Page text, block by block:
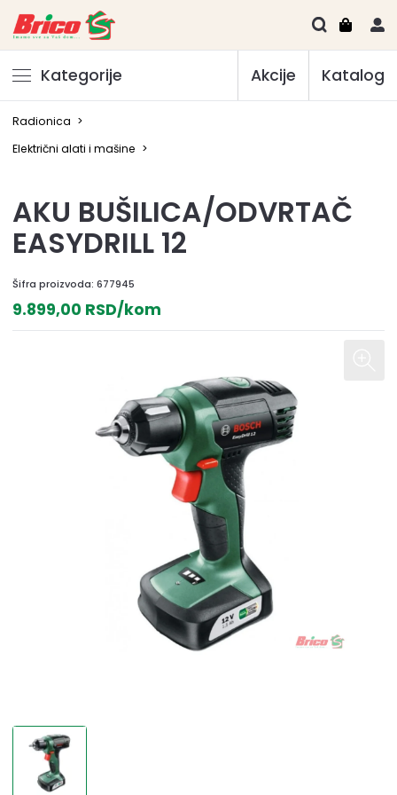
Kategorije Akcije Katalog
Radionica >
Električni alati i mašine >
AKU BUŠILICA/ODVRTAČ
EASYDRILL 12
Šifra proizvoda: 677945
9.899,00 RSD/kom